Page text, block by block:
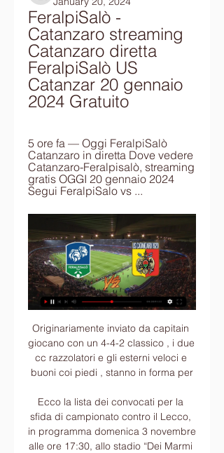
FeralpiSalò -
Catanzaro streaming
Catanzaro diretta
FeralpiSalò US
Catanzar 20 gennaio
2024 Gratuito
5 ore fa — Oggi FeralpiSalò
Catanzaro in diretta Dove vedere
Catanzaro-Feralpisalò, streaming
gratis OGGI 20 gennaio 2024
Segui FeralpiSalo vs ...
Originariamente inviato da capitain giocano con un 4-4-2 classico , i due cc razzolatori e gli esterni veloci e buoni coi piedi , stanno in forma per

Ecco la lista dei convocati per la sfida di campionato contro il Lecco, in programma domenica 3 novembre alle ore 17:30, allo stadio “Dei Marmi – Quattro Olimpionici Azurri

Traghetti Italia, offerte traghetti on line. Traghetti Italia è la biglietteria multi compagnia per tutte le linee marittime del Mediterraneo: sul nostro sito puoi prenotare on line i traghetti e gli aliscafi per le isole e per le principali destinazioni costiere.

nota ‎messaggio, il circuito d.i.r. disabili, international radio! è lieto di averti come ascoltatore di! non è mai troppo presto la trasmissione frizzante animata da disabili! in onda dal lunedì al venerdì Link Link dalle 4,30 alle 7 Link Link . si parte con l'almanacco del giorno a cura del mago girolamo.

SEGUI TOTTENHAM-AJAX IN DIRETTA SUL NOSTRO SITO. DIRETTA TV - Tottenham-Ajax è in programma alle 21 al Tottenham Stadium di Londra e sarà visibile in esclusiva in diretta su Sky Sport 1 e Sky Sport 472. Inoltre per tutti i clienti Sky sarà disponibile in streaming sulla piattaforma Skygo. FORMAZIONI UFFICIALI

Bologna-Torino IN DIRETTA TV, ORARIO, DOVE VEDERLA IN STREAMING, DOVE VEDERLA SU PC – Bologna-Torino, orario 20:45, partita valida per il campionato italiano di calcio di Serie A (classifica e calendario), verrà trasmessa in diretta tv su Sky Sport e Mediaset Premium e in diretta streaming su SkyGo e Premium Play. Queste due.

Dopo le polemiche della prima giornata di calcio in streaming su Dazn in cui molti clienti si erano lamentati della qualità del video e sui ritardi nella trasmissione con continui blocchi , attraverso un comunicato stampa Dazn ha fatto sapere di aver potenziato la propria infrastruttura di streaming collaborando anche con i principali provider.

Bandiera Repubblica Ceca in poliestere nautico conf. con doppie cuciture, guaina e corda.Dimensioni disponibili: cm 70x100, cm 100x150, cm 150x220, cm 200x300.

Dopo l’esordio vincente e convincente contro il Lecce, l’Inter di Antonio Conte è chiamata a confermare quanto di buono fatto vedere a San Siro questa sera alla Sardegna Arena contro il Cagliari. 3 punti importanti in palio con la squadra nerazzurra pronta a rispondere alla Juventus, vittoriosa ieri per 4 …

Internazionale U19 vs. Novara U19 3 - 0. Riepilogo; Confronto testa a testa; Stadio; Mappa. Virtus Entella U19 0 - 3 Novara U19 Maggiori informazioni: sab: 10/03/18: CP2: Spezia U19 1 - 1 Novara U19 …

Parte domani (lunedì) il tabellone principale degli Internazionali Itf Women’s Tour del Tennis Viserba (10.000 dollari di montepremi), il 3° trofeo “Olaraga Cup”. Oggi si sono concluse le qualificazioni che hanno promosso al main-draw sei italiane, Miriana Tona, Francesca Fusinato, Elena

Feralpisalò-Catanzaro, streaming e diretta tv: Sky, Now o 2 giorni fa — Dove vedere Feralpisalò-Catanzaro in tv e streaming. Il match Feralpisalò-Catanzaro sarà visibile in diretta su Sky e su DAZN. L'emittente ...

Dati del percorso Brescia-San Gregorio Magno: La pagina "Percorso da Brescia a San Gregorio Magno - distanza stradale" propone la strada più breve e più veloce per giungere a San Gregorio Magno da Brescia in auto, bus o in bici. Nella mappa è evidenziato l'itinerario Brescia San Gregorio Magno da percorrere seguendo le indicazioni stradali.

Motore di ricerca dei CAP delle Zone Postali di Cesena. Elenca anche prefisso telefonico, codice catastale e info sulle strade del Comune di Cesena.

Foggia "sangue e arena", Iadaresta piega il Brindisi al 95° Il gruppo Editoriale Distante comunica l'acquisizione dei diritti per la trasmissione in diretta delle gare esterne del Calcio Foggia 1920 e di quella in differita delle gare interne.

data, orario e diretta streaming Serie B 2023/2024 7 ore fa — Ecco le informazioni relative alla data, l'orario, la diretta tv e lo streaming di Feralpisalò-Catanzaro, match valevole per la ventunesima ...

SAMPDORIA. Serie A 10 Mercoledì 30 ottobre Ore 21 Sampdoria 4-4-2 SAMPDORIA-LECCE Audero Bereszynski Murillo Colley Murru Rigoni Vieira Ekdal Jankto Gabbiadini Quagliarella Falcone Depaoli Ferrari Chabot Regini Leris Augello Barreto Bertolacci Caprari Bonazzoli Ramirez Ranieri Seculin (10 giorni) nessuno nessuno Rocha Bahlouli Thorsby Linetty.

Feralpisalo-Catanzaro: dove vederla 20-01-2024 12 ore fa — Il kickoff del match della giornata di Serie B, è in programma 20.01.2024 alle 14:00. Dove vedererla Feralpisalo Catanzaro in tv e in streaming ...

Loreto Marcelli sul Tribunale di Cassino:«Mi sono attivato nel sollecitare un interessamento da parte del Ministro della Giustizia Bonafede e del sottosegretario Ferraresi» Il Consigliere Regionale ha ricevuto rassicurazioni dal Ministro della Giustizia Bonafede e del sottosegretario Ferraresi.

P.I. e C.F. 03029020041 Reg. Imp. Cuneo N. 03029020041 REA 256508 Utilizziamo i cookie per essere sicuri che tu possa avere la migliore esperienza sul nostro sito. Ok Leggi di più

Feralpisalo-Catanzaro diretta streaming gratis Calcio 55 minuti fa — Dove vederla Feralpisalo Catanzaro in tv e in streaming ? Puoi vedere Feralpisalo Catanzaro in streaming live e on demand su DAZN.. A che ora ?

SPEZIA-VERONA, STREAMING LIVE DIRETTA GRATIS, 26/1/2013 ORE 15. DIRETTA QUI. DIRETTA STREAMING SPEZIA-VERONA >>> QUI. Dopo il trittico natalizio la serie b 2012-2013 tornerà dal 25 gennaio del 2013 con la seconda giornata del girone di ritorno del campionato di calcio.

Diretta tv e streaming. Il match tra Krasnodar e Valencia, con fischio d’inizio previsto alle ore 18:55, sarà visibile su piattaforma Sky, sul canale 255 di Sky Sport. Scopri se Krasnodar-Valencia è visibile in diretta streaming su William Hill.

DIRETTA/ Feralpisalò Catanzaro video streaming tv 1 ora fa — La diretta del match Feralpisalò Catanzaro sarà disponibile, come di consueto per la Serie B, in televisione su Sky Sport ed in streaming su ...

Streaming FeralpiSalò US Catanzaro in diretta oggi 7 ore fa — Streaming FeralpiSalò US Catanzaro in diretta oggi Catanzaro-Feralpisalò dove vederla: Sky, Rai o Eleven 20 gennaio 2024 21 ott 2023 ...

Fano Santarcangelo Streaming Live Diretta Gratis 10-3-2013 Lega Pro Fano e Santarcangelo si affronteranno il 10 Marzo 2013 per il campionato di Lega Pro e sarà visibile in Streaming HD gratis sul tuo computer. Entrambe le squadre scenderanno in campo per vincere questa gara,.

Per la verità, la mia ansia di avvicinare le vestigia della vita anacoretica, fiorita tra le asperità e la solitudine del Monte Carmelo, si è infranta di fronte alla triste realtà odierna di un piccolo santuario (vedi foto più in alto a destra), quasi invisibile, incuneato tra moderne costruzioni, svilito da un traffico caotico e …

Catanzaro – Feralpisalò in tv e streaming: dove vedere in 21 ott 2023 — Il match sarà visibile in diretta tv su Sky Sport: la partita sarà trasmessa integralmente sul canale 251 della piattaforma, con live streaming ...

Partecipazione attiva dei soggetti del Terzo Settore e dei soggetti L.328/00 - Tavolo di Concertazione per il 31 ottobre alle ore 15:00 - Aula delle Commissioni Consiliari

Centro Commerciale Nuovo Borgo - C.so Casale, 319 Asti. per fornire servizi e proporti pubblicità in linea con le tue preferenze. Cliccando su accetta, acconsenti all’uso dei cookie. Se vuoi saperne di più o negare il consenso a tutti o ad alcuni cookie, clicca QUI: Ulteriori informazioni ACCETTO.

Catanzaro diretta FeralpiSalò US Catanzar 2 ore fa — Catanzaro - FeralpiSalò in Diretta Streaming | DAZN IT Guarda Catanzaro - FeralpiSalò Live e On Demand su DAZN IT con 2 dispositivi diversi ...

Volley Riozzo Young-San Bernardo Pallavolo 0-3. Bccigno Agnadello-No Limits 3-0. Vizzolo-Fimi Crema 1-3. Classifica: San Bernardo Pallavolo 41, Volley Marudo 36, Fimi Crema 20, New Volley Project Vizzolo, Bccigno Agnadello, Sant’Alberto 19, Sanfereolo 11, Panthers 8, Volley Riozzo Young 7, No Limits 0. Under 18 – Girone B. Frassati Volley.

Oggi il Corriere Milano parla dei problemi finanziari del progetto di prolungamento della Linea 5 della metro, che dovrebbe collegare Bignami al centro di Monza, incrociando la Linea 1 alla fermata Monza Bettola (ancora inesistente, ma soprassediamo). La tratta costerebbe 1 miliardo e 250 milioni di

Pescara SYNERGIE. company description synergie italia spa filiale di pescara seleziona per casa produttrice di cioccolato position un/a agente plurimandatario, che non abbiano prodotti simili nel loro 'pacchetto' aziende. la risorsa si occuperà di sviluppare clienti sul territorio della provincia di pescara e …

Approfitta subito del nostro sito per guardare gratuitamente Sportitalia in diretta senza limiti su computer, tablet o smartphone. Film, telefilm, partite di calcio, quiz, cartoni animati, sport e molto altro ancora. Se hai un problema per guardare la televisione in diretta …

la Camera Penale di Como ha organizzato un incontro esplicativo/tavola rotonda sulle ragioni dell'astensione dalle udienze penali in corso e sul tema della nuova legge “abrogativa” della prescrizione per domani 23 ottobre dalle 11.00..

Importante centro economico, industriale, editoriale, Monza sorge in Brianza, sul fiume Lambro. Con oltre 120.000 abitanti, non è solo la città della Formula Uno; custodisce anche un importante patrimonio artistico di origine romana e longobarda.

Streaming FeralpiSalò US Catanzaro in diretta gratis Giovani 10 ore fa — Streaming FeralpiSalò US Catanzaro in diretta gratis Giovani 20 gennaio 2024 Calcio 29 apr 2023 — CATANZARO – FERALPISALÒ IN TV E STREAMING ...

Guarda dal vivo Caldiero Terme - Cjarlins Muzane : Serie D, Girone C DIRETTA → http://ss-streaming.net/GFb ™ prende solo 2 minuti a get accesso. unirsi Ora....

Scopri tutte le informazioni di CROSA ANTONIO DI CROSA GIUSEPPE & C. S.N.C. in Genova (GENOVA). Codice Fiscale 02570..., VIA BETTINI FILIPPO, 2ROSSO, 16162. Prodotti, servizi e molto altro ancora.

Bari-Gela